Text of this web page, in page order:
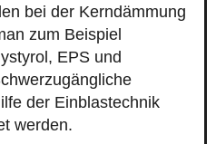
bei der Kerndämmung
zum Beispiel
EPS und
der Einblastechnik
werden.